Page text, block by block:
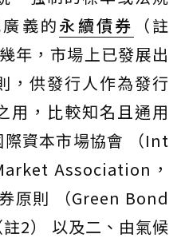
義的永續債券
（註
年，市場上已發展出
，供發行人作為發行
用，比較知名且通用
資本市場協會 （Int
Association，
原則 （Green Bond
2） 以及二、由氣候